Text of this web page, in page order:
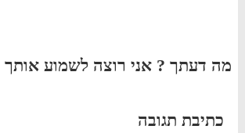
מה דעתך ? אני רוצה לשמוע אותך
כתיבת תגובה